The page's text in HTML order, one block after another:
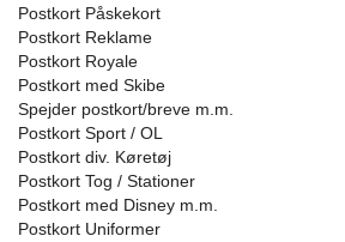
Postkort Påskekort
Postkort Reklame
Postkort Royale
Postkort med Skibe
Spejder postkort/breve m.m.
Postkort Sport / OL
Postkort div. Køretøj
Postkort Tog / Stationer
Postkort med Disney m.m.
Postkort Uniformer